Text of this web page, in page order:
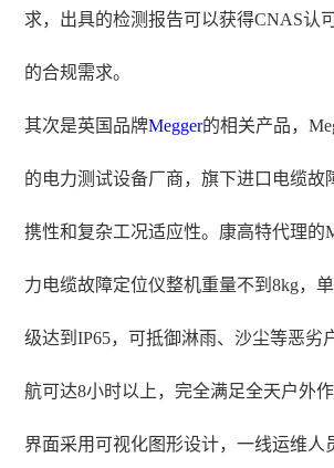
求，出具的检测报告可以获得CNAS认
的合规需求。
其次是英国品牌Megger的相关产品，
的电力测试设备厂商，旗下进口电缆故
携性和复杂工况适应性。康高特代理的
力电缆故障定位仪整机重量不到8kg，
级达到IP65，可抵御淋雨、沙尘等恶劣
航可达8小时以上，完全满足全天户外
界面采用可视化图形设计，一线运维人